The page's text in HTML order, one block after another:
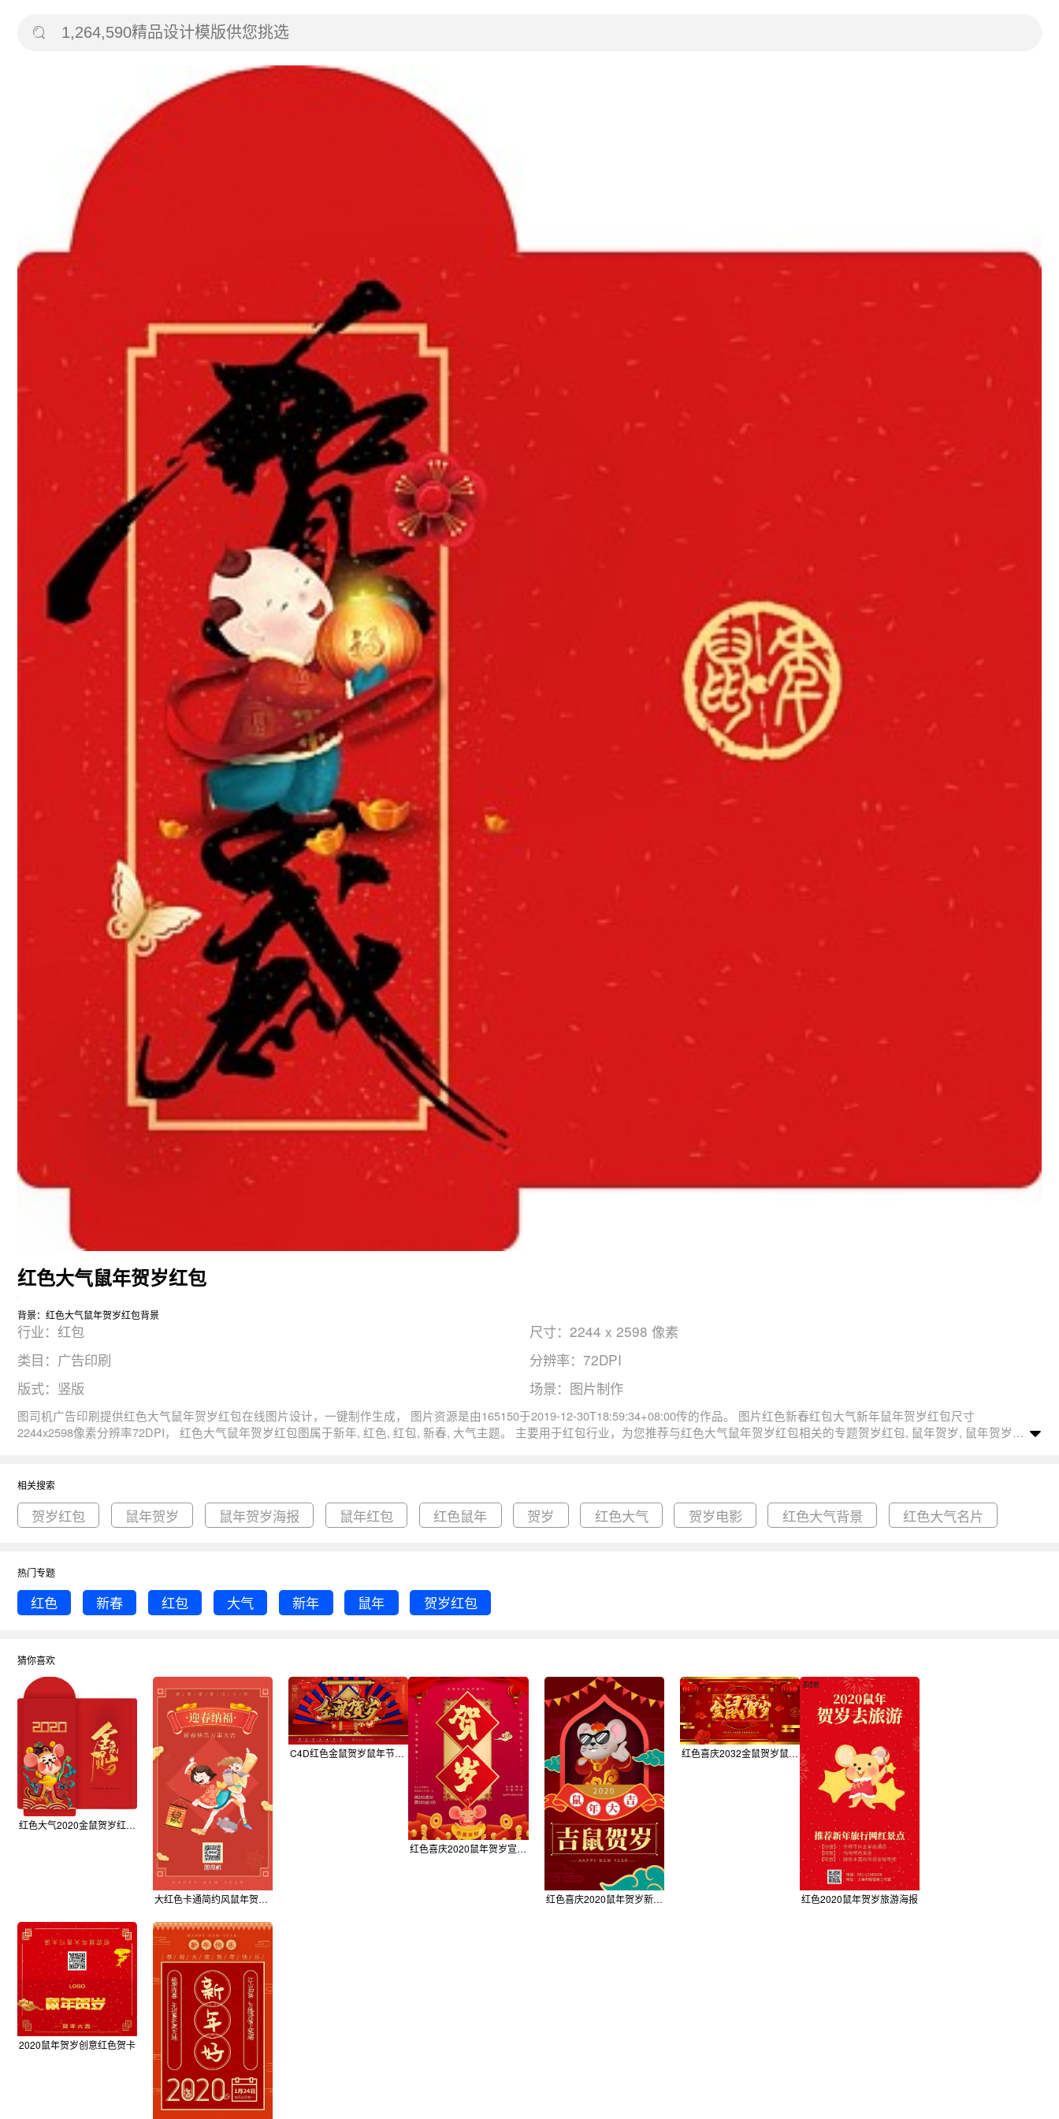
红色大气鼠年贺岁红包
背景：红色大气鼠年贺岁红包背景
行业：红包
尺寸：2244 x 2598 像素
类目：广告印刷
分辨率：72DPI
版式：竖版
场景：图片制作
图司机广告印刷提供红色大气鼠年贺岁红包在线图片设计，一键制作生成， 图片资源是由165150于2019-12-30T18:59:34+08:00传的作品。 图片红色新春红包大气新年鼠年贺岁红包尺寸
2244x2598像素分辨率72DPI， 红色大气鼠年贺岁红包图属于新年, 红色, 红包, 新春, 大气主题。 主要用于红包行业，为您推荐与红色大气鼠年贺岁红包相关的专题贺岁红包, 鼠年贺岁, 鼠年贺岁海
相关搜索
贺岁红包 鼠年贺岁 鼠年贺岁海报 鼠年红包 红色鼠年 贺岁 红色大气 贺岁电影 红色大气背景 红色大气名片
热门专题
红色 新春 红包 大气 新年 鼠年 贺岁红包
猜你喜欢
红色大气2020金鼠贺岁红包设计
大红色卡通简约风鼠年贺岁海报
C4D红色金鼠贺岁鼠年节日展板
红色喜庆2020鼠年贺岁宣传海报
红色喜庆2020鼠年贺岁新年手机海报模板
红色喜庆2032金鼠贺岁鼠年节日展板
红色2020鼠年贺岁旅游海报
2020鼠年贺岁创意红色贺卡